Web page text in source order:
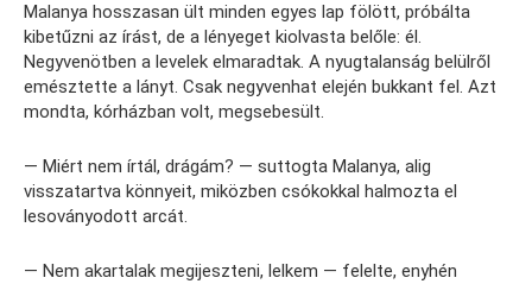
Malanya hosszasan ült minden egyes lap fölött, próbálta
kibetűzni az írást, de a lényeget kiolvasta belőle: él.
Negyvenötben a levelek elmaradtak. A nyugtalanság belülről
emésztette a lányt. Csak negyvenhat elején bukkant fel. Azt
mondta, kórházban volt, megsebesült.
— Miért nem írtál, drágám? — suttogta Malanya, alig
visszatartva könnyeit, miközben csókokkal halmozta el
lesoványodott arcát.
— Nem akartalak megijeszteni, lelkem — felelte, enyhén